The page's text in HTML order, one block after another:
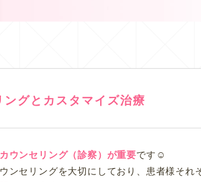
ングとカスタマイズ治療
カウンセリング（診察）が重要です☺️
ンセリングを大切にしており、患者様それ